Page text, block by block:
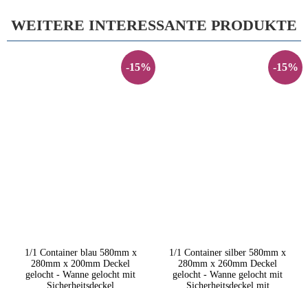
WEITERE INTERESSANTE PRODUKTE
-15%
1/1 Container blau 580mm x
280mm x 200mm Deckel
gelocht - Wanne gelocht mit
Sicherheitsdeckel
-15%
1/1 Container silber 580mm x
280mm x 260mm Deckel
gelocht - Wanne gelocht mit
Sicherheitsdeckel mit